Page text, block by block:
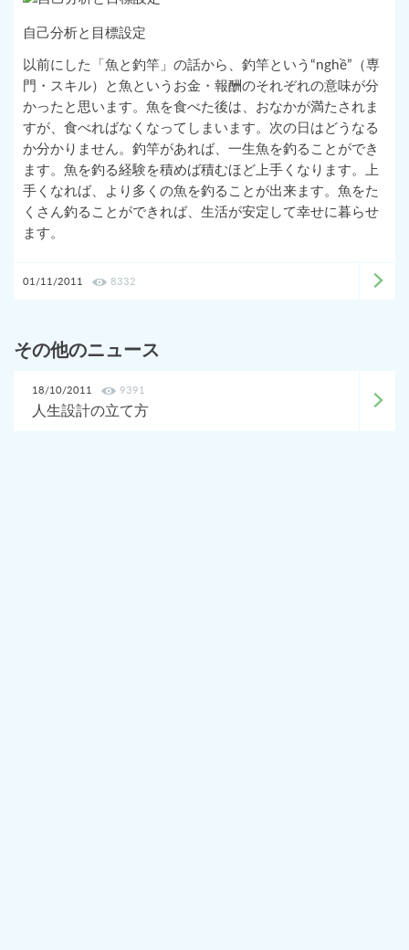
自己分析と目標設定
以前にした「魚と釣竿」の話から、釣竿という“nghề”（専
門・スキル）と魚というお金・報酬のそれぞれの意味が分
かったと思います。魚を食べた後は、おなかが満たされま
すが、食べればなくなってしまいます。次の日はどうなる
か分かりません。釣竿があれば、一生魚を釣ることができ
ます。魚を釣る経験を積めば積むほど上手くなります。上
手くなれば、より多くの魚を釣ることが出来ます。魚をた
くさん釣ることができれば、生活が安定して幸せに暮らせ
ます。
01/11/2011 8332
その他のニュース
18/10/2011 9391
人生設計の立て方